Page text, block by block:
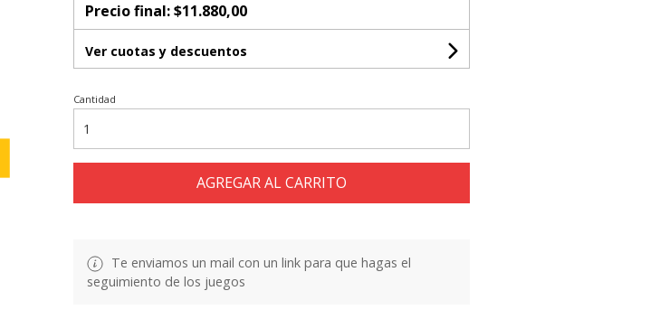
Precio final:$11.880,00
Ver cuotas y descuentos
Cantidad
AGREGAR AL CARRITO
Te enviamos un mail con un link para que hagas el
seguimiento de los juegos